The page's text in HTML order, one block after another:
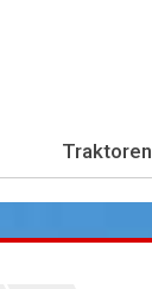
Traktoren